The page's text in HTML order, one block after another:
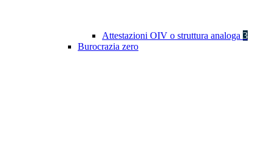
Attestazioni OIV o struttura analoga 3
Burocrazia zero